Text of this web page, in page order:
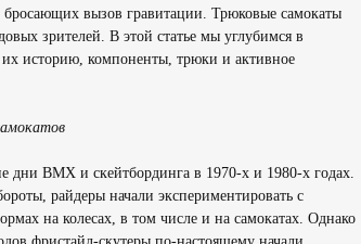
вызов гравитации. Трюковые самокаты
зрителей. В этой статье мы углубимся в
их историю, компоненты, трюки и активное
дни BMX и скейтбординга в 1970-х и 1980-х годах.
райдеры начали экспериментировать с
на колесах, в том числе и на самокатах. Однако